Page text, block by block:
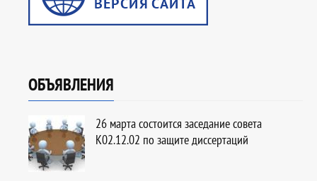
ОБЪЯВЛЕНИЯ
26 марта состоится заседание совета
К02.12.02 по защите диссертаций